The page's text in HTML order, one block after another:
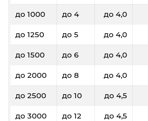
до 1000 до 4 до 4,0
до 1250 до 5 до 4,0
до 1500 до 6 до 4,0
до 2000 до 8 до 4,0
до 2500 до 10 до 4,5
до 3000 до 12 до 4,5